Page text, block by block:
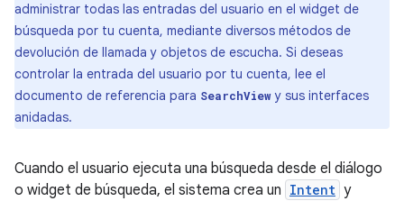
administrar todas las entradas del usuario en el widget de
búsqueda por tu cuenta, mediante diversos métodos de
devolución de llamada y objetos de escucha. Si deseas
controlar la entrada del usuario por tu cuenta, lee el
documento de referencia para SearchViewy sus interfaces
anidadas.
Cuando el usuario ejecuta una búsqueda desde el diálogo
o widget de búsqueda, el sistema crea un Intent y